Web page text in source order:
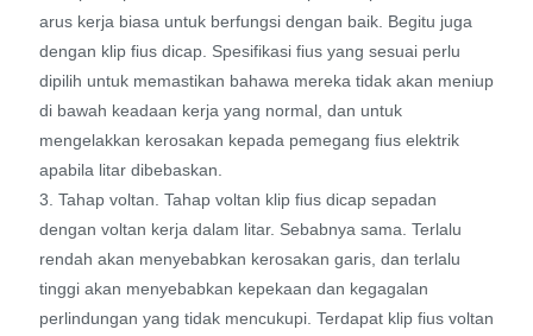
arus kerja biasa untuk berfungsi dengan baik. Begitu juga
dengan klip fius dicap. Spesifikasi fius yang sesuai perlu
dipilih untuk memastikan bahawa mereka tidak akan meniup
di bawah keadaan kerja yang normal, dan untuk
mengelakkan kerosakan kepada pemegang fius elektrik
apabila litar dibebaskan.
3. Tahap voltan. Tahap voltan klip fius dicap sepadan
dengan voltan kerja dalam litar. Sebabnya sama. Terlalu
rendah akan menyebabkan kerosakan garis, dan terlalu
tinggi akan menyebabkan kepekaan dan kegagalan
perlindungan yang tidak mencukupi. Terdapat klip fius voltan